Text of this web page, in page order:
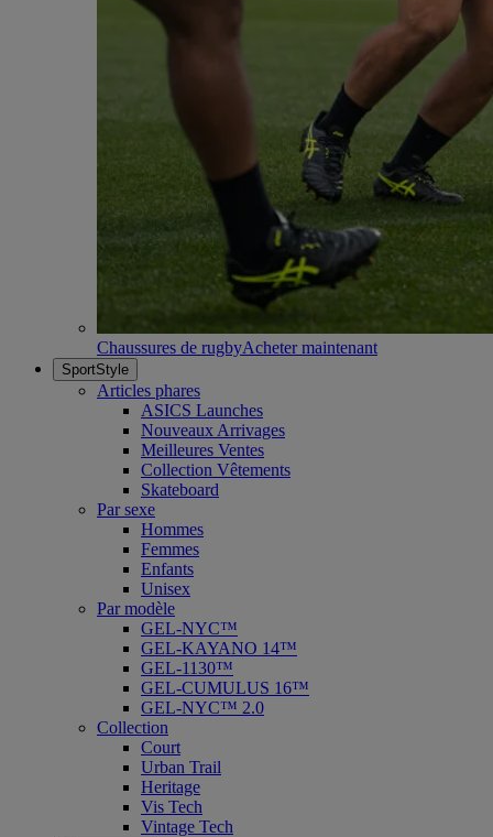
Chaussures de rugbyAcheter maintenant
SportStyle
Articles phares
ASICS Launches
Nouveaux Arrivages
Meilleures Ventes
Collection Vêtements
Skateboard
Par sexe
Hommes
Femmes
Enfants
Unisex
Par modèle
GEL-NYC™
GEL-KAYANO 14™
GEL-1130™
GEL-CUMULUS 16™
GEL-NYC™ 2.0
Collection
Court
Urban Trail
Heritage
Vis Tech
Vintage Tech